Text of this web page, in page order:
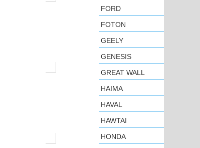
FORD
FOTON
GEELY
GENESIS
GREAT WALL
HAIMA
HAVAL
HAWTAI
HONDA